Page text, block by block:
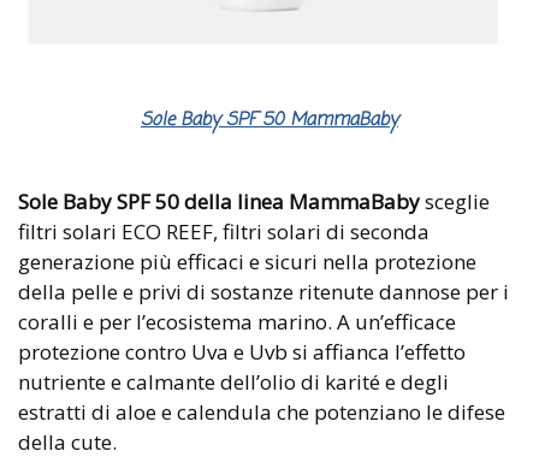
Sole Baby SPF 50 MammaBaby
Sole Baby SPF 50 della linea MammaBabysceglie
filtri solari ECO REEF, filtri solari di seconda
generazione più efficaci e sicuri nella protezione
della pelle e privi di sostanze ritenute dannose per i
coralli e per l’ecosistema marino. A un’efficace
protezione contro Uva e Uvb si affianca l’effetto
nutriente e calmante dell’olio di karité e degli
estratti di aloe e calendula che potenziano le difese
della cute.